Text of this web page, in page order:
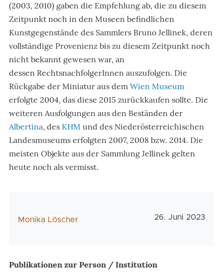
(2003, 2010) gaben die Empfehlung ab, die zu diesem
Zeitpunkt noch in den Museen befindlichen
Kunstgegenstände des Sammlers Bruno Jellinek, deren
vollständige Provenienz bis zu diesem Zeitpunkt noch
nicht bekannt gewesen war, an
dessen RechtsnachfolgerInnen auszufolgen. Die
Rückgabe der Miniatur aus dem Wien Museum
erfolgte 2004, das diese 2015 zurückkaufen sollte. Die
weiteren Ausfolgungen aus den Beständen der
Albertina, des KHM und des Niederösterreichischen
Landesmuseums erfolgten 2007, 2008 bzw. 2014. Die
meisten Objekte aus der Sammlung Jellinek gelten
heute noch als vermisst.
AutorIn
Monika Löscher 26. Juni 2023
Publikationen zur Person / Institution